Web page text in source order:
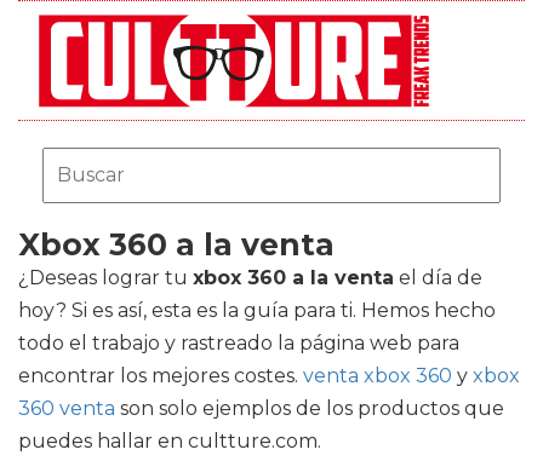
Xbox 360 a la venta
¿Deseas lograr tu xbox 360 a la venta el día de
hoy? Si es así, esta es la guía para ti. Hemos hecho
todo el trabajo y rastreado la página web para
encontrar los mejores costes. venta xbox 360 y xbox
360 venta son solo ejemplos de los productos que
puedes hallar en cultture.com.